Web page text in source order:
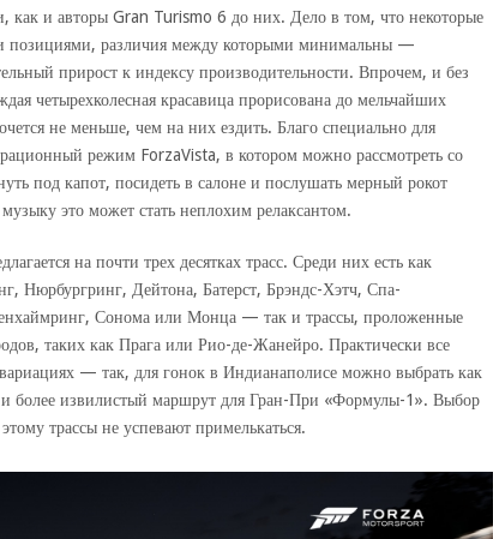
как и авторы Gran Turismo 6 до них. Дело в том, что некоторые
позициями, различия между которыми минимальны —
прирост к индексу производительности. Впрочем, и без
четырехколесная красавица прорисована до мельчайших
не меньше, чем на них ездить. Благо специально для
режим ForzaVista, в котором можно рассмотреть со
под капот, посидеть в салоне и послушать мерный рокот
это может стать неплохим релаксантом.
на почти трех десятках трасс. Среди них есть как
Нюрбургринг, Дейтона, Батерст, Брэндс-Хэтч, Спа-
Сонома или Монца — так и трассы, проложенные
таких как Прага или Рио-де-Жанейро. Практически все
— так, для гонок в Индианаполисе можно выбрать как
более извилистый маршрут для Гран-При «Формулы-1». Выбор
трассы не успевают примелькаться.